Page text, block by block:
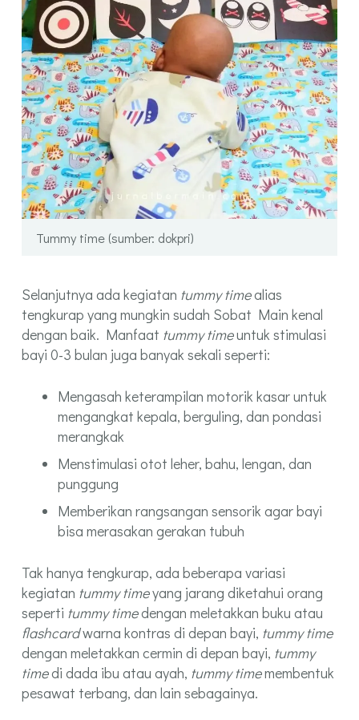
Tummy time (sumber: dokpri)
Selanjutnya ada kegiatan tummy timealias
tengkurap yang mungkin sudah Sobat Main kenal
dengan baik. Manfaat tummy timeuntuk stimulasi
bayi 0-3 bulan juga banyak sekali seperti:
Mengasah keterampilan motorik kasar untuk
mengangkat kepala, berguling, dan pondasi
merangkak
Menstimulasi otot leher, bahu, lengan, dan
punggung
Memberikan rangsangan sensorik agar bayi
bisa merasakan gerakan tubuh
Tak hanya tengkurap, ada beberapa variasi
kegiatan tummy timeyang jarang diketahui orang
seperti tummy timedengan meletakkan buku atau
flashcardwarna kontras di depan bayi, tummy time
dengan meletakkan cermin di depan bayi, tummy
timedi dada ibu atau ayah, tummy timemembentuk
pesawat terbang, dan lain sebagainya.